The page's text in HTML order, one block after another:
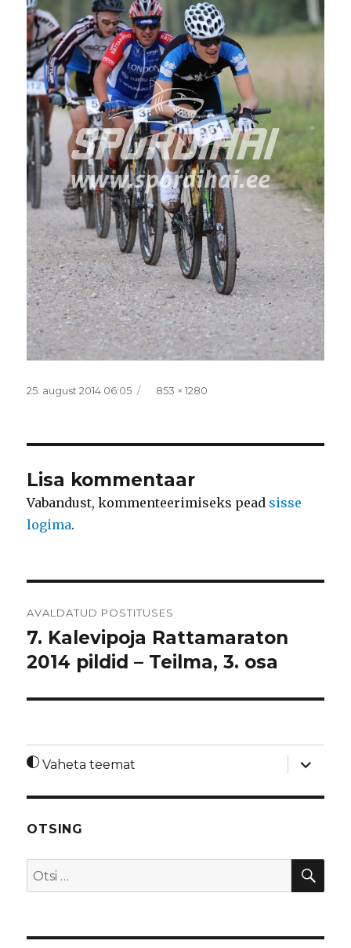
Postitatud
25. august 2014 06:05 Täissuurus
853 × 1280
Lisa kommentaar
Vabandust, kommenteerimiseks pead sisse
logima.
AVALDATUD POSTITUSES
7. Kalevipoja Rattamaraton
2014 pildid – Teilma, 3. osa
Vaheta teemat
laienda
OTSING
Otsi: